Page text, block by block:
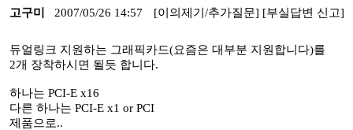
고구미 2007/05/26 14:57 [이의제기/추가질문] [부실답변 신고]
듀얼링크 지원하는 그래픽카드(요즘은 대부분 지원합니다)를
2개 장착하시면 될듯 합니다.
하나는 PCI-E x16
다른 하나는 PCI-E x1 or PCI
제품으로..